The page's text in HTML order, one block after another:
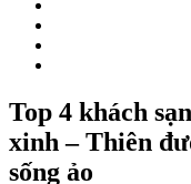
Top 4 khách
xinh – Thiên
sống ảo